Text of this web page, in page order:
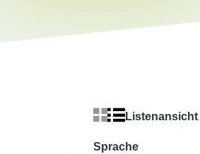
Listenansicht
Sprache